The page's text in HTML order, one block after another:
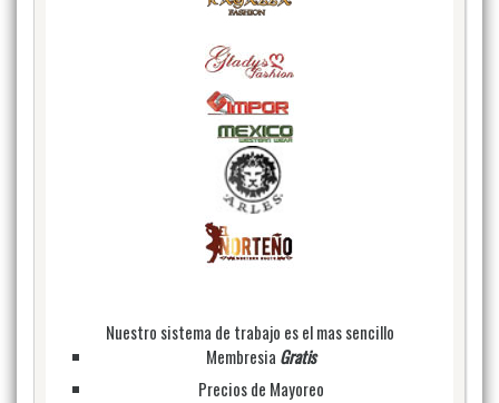
Nuestro sistema de trabajo es el mas sencillo
Membresia Gratis
Precios de Mayoreo